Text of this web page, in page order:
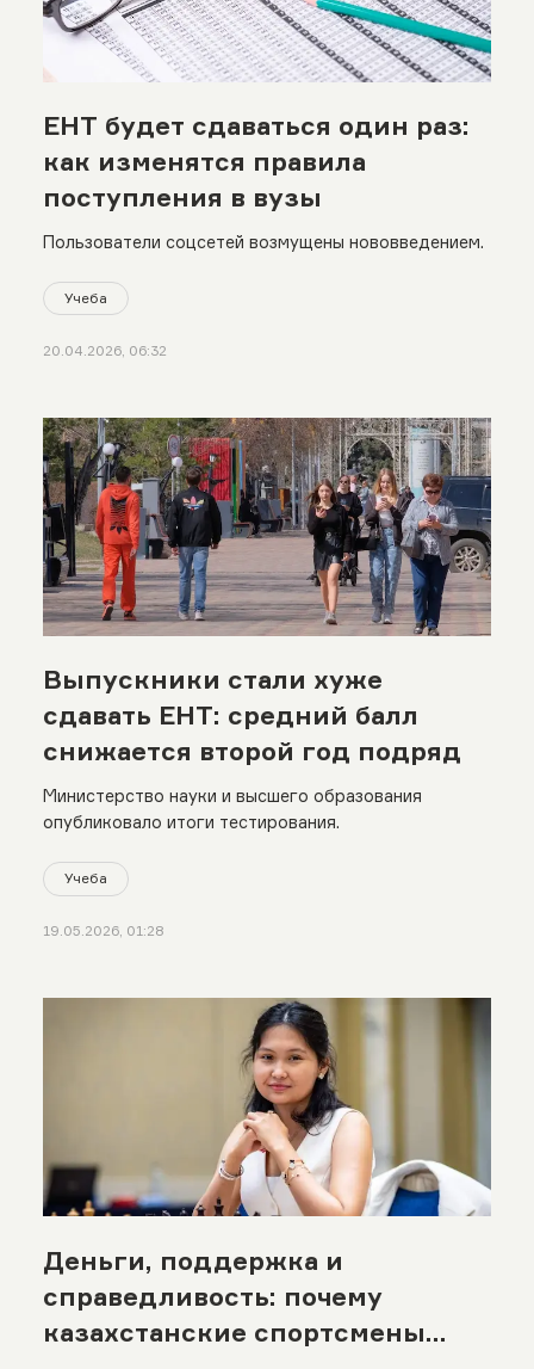
ЕНТ будет сдаваться один раз:
как изменятся правила
поступления в вузы
Пользователи соцсетей возмущены нововведением.
Учеба
20.04.2026, 06:32
Выпускники стали хуже
сдавать ЕНТ: средний балл
снижается второй год подряд
Министерство науки и высшего образования
опубликовало итоги тестирования.
Учеба
19.05.2026, 01:28
Деньги, поддержка и
справедливость: почему
казахстанские спортсмены